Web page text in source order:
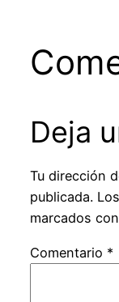
Deja
Tu dirección
publicada.
marcados con
Comentario *